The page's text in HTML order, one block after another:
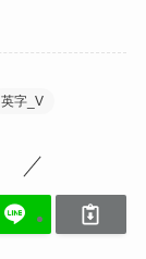
英字_V